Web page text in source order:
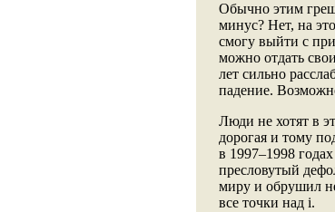
Обычно этим
минус? Нет, на
смогу выйти с
можно отдать
лет сильно
падение.
Люди не хотят в
дорогая и тому
в 1997–1998
пресловутый
миру и обрушил
все точки над i.